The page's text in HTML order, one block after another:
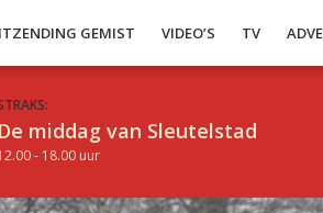
GEMIST VIDEO’S TV
De middag van Sleutelstad
- 18.00 uur